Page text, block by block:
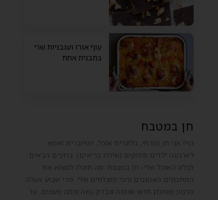
חן במטבח
היי! אני חן מזרחי, בלוגרית אוכל, יוטיוברית ואמא
לארבעה ילדים מתוקים (שיהיו בריאים). ברוכים הבאים
לבלוג האוכל שלי- חן במטבח. פה תוכלו למצוא את
המתכונים האהובים והכי מוצלחים שלי. מדי שבוע אעלה
סרטון ומתכון חדש שנוסה ונבדק כמה וכמה פעמים, עד
עוף אורז ועגבניות שרי
בתבנית אחת